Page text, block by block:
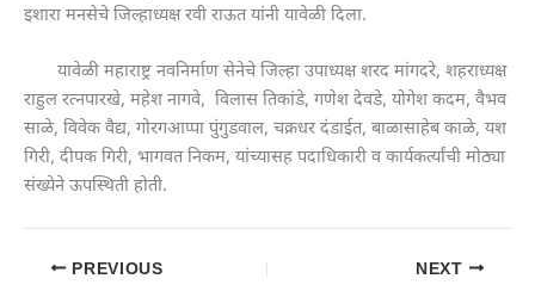
इशारा मनसेचे जिल्हाध्यक्ष रवी राऊत यांनी यावेळी दिला.
यावेळी महाराष्ट्र नवनिर्माण सेनेचे जिल्हा उपाध्यक्ष शरद मांगदरे, शहराध्यक्ष
राहुल रत्नपारखे, महेश नागवे, विलास तिकांडे, गणेश देवडे, योगेश कदम, वैभव
साळे, विवेक वैद्य, गोरगआप्पा पुंगुडवाल, चक्रधर दंडाईत, बाळासाहेब काळे, यश
गिरी, दीपक गिरी, भागवत निकम, यांच्यासह पदाधिकारी व कार्यकर्त्यांची मोठ्या
संख्येने ऊपस्थिती होती.
PREVIOUS NEXT